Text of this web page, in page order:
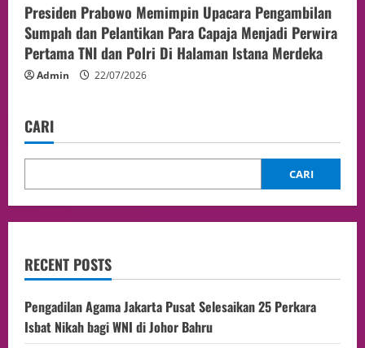
Presiden Prabowo Memimpin Upacara Pengambilan
Sumpah dan Pelantikan Para Capaja Menjadi Perwira
Pertama TNI dan Polri Di Halaman Istana Merdeka
Admin 22/07/2026
CARI
CARI
RECENT POSTS
Pengadilan Agama Jakarta Pusat Selesaikan 25 Perkara
Isbat Nikah bagi WNI di Johor Bahru